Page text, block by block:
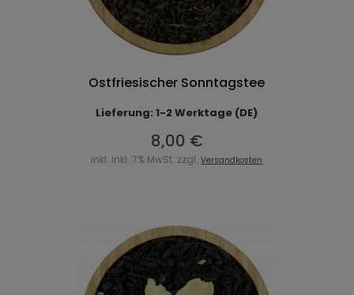
Ostfriesischer Sonntagstee
Lieferung: 1-2 Werktage (DE)
8,00 €
inkl. inkl. 7% MwSt. zzgl.Versandkosten